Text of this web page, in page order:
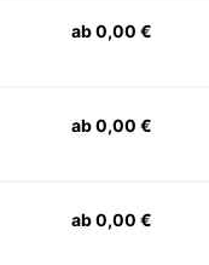
ab 0,00 €
ab 0,00 €
ab 0,00 €